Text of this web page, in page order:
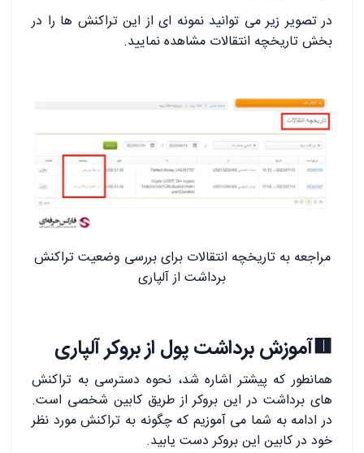
در تصویر زیر می توانید نمونه ای از این تراکنش ها را در
بخش تاریخچه انتقالات مشاهده نمایید.
مراجعه به تاریخچه انتقالات برای بررسی وضعیت تراکنش
برداشت از آلپاری
🟥آموزش برداشت پول از بروکر آلپاری
همانطور که پیشتر اشاره شد، نحوه دسترسی به تراکنش
های برداشت در این بروکر از طریق کابین شخصی است.
در ادامه به شما می آموزیم که چگونه به تراکنش مورد نظر
خود در کابین این بروکر دست یابید.